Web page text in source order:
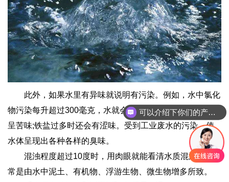
此外，如果水里有异味就说明有污染。例如，水中氯化
物污染每升超过300毫克，水就会有咸味;水中硫酸盐过多时
呈苦味;铁盐过多时还会有涩味。受到工业废水的污染，使
水体呈现出各种各样的臭味。
混浊程度超过10度时，用肉眼就能看清水质混浊，这通
常是由水中泥土、有机物、浮游生物、微生物增多所致。
可以介绍下你们的产品么